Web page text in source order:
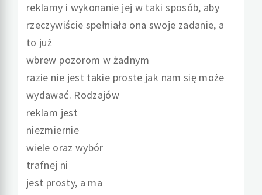
reklamy i wykonanie jej w taki sposób, aby
rzeczywiście spełniała ona swoje zadanie, a
to już
wbrew pozorom w żadnym
razie nie jest takie proste jak nam się może
wydawać. Rodzajów
reklam jest
niezmiernie
wiele oraz wybór
trafnej ni
jest prosty, a ma